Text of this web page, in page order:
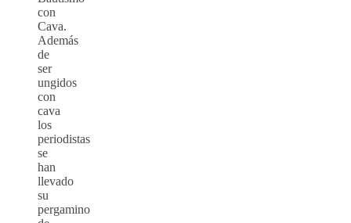
con
Cava.
Además
de
ser
ungidos
con
cava
los
periodistas
se
han
llevado
su
pergamino